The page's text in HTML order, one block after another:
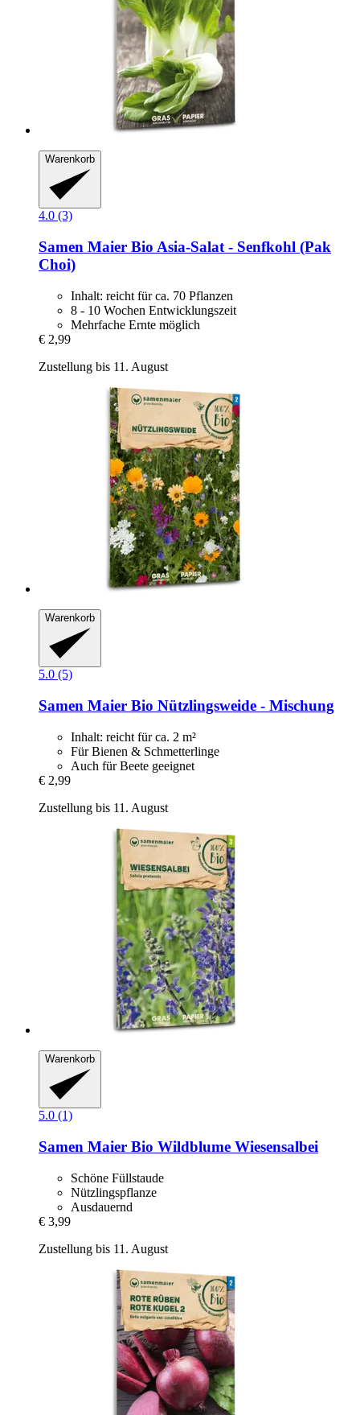
Warenkorb
4.0 (3)
Samen Maier Bio Asia-​Salat -​ Senfkohl (Pak
Choi)
Inhalt: reicht für ca. 70 Pflanzen
8 - 10 Wochen Entwicklungszeit
Mehrfache Ernte möglich
€ 2,99
Zustellung bis 11. August
Warenkorb
5.0 (5)
Samen Maier Bio Nützlingsweide -​ Mischung
Inhalt: reicht für ca. 2 m²
Für Bienen & Schmetterlinge
Auch für Beete geeignet
€ 2,99
Zustellung bis 11. August
Warenkorb
5.0 (1)
Samen Maier Bio Wildblume Wiesensalbei
Schöne Füllstaude
Nützlingspflanze
Ausdauernd
€ 3,99
Zustellung bis 11. August